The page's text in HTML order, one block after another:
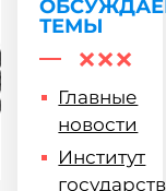
ТЕМЫ
Главные
новости
Институт